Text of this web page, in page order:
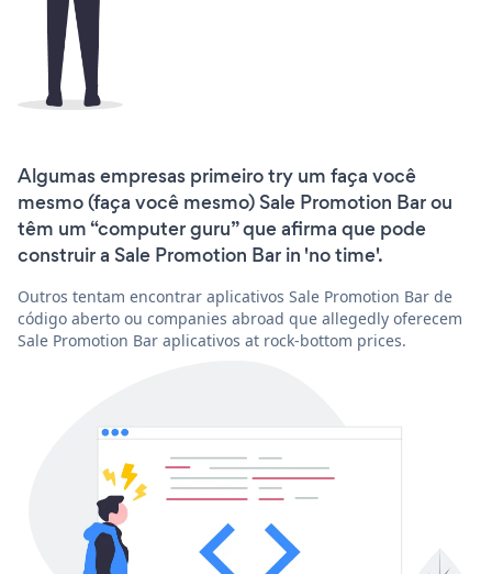
Algumas empresas primeiro try um faça você
mesmo (faça você mesmo) Sale Promotion Bar ou
têm um “computer guru” que afirma que pode
construir a Sale Promotion Bar in 'no time'.
Outros tentam encontrar aplicativos Sale Promotion Bar de
código aberto ou companies abroad que allegedly oferecem
Sale Promotion Bar aplicativos at rock-bottom prices.